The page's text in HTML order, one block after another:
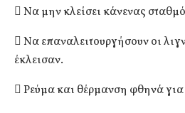
 Να μην κλείσει κάνενας
 Να επαναλειτουργήσουν οι
έκλεισαν.
 Ρεύμα και θέρμανση φθηνά για